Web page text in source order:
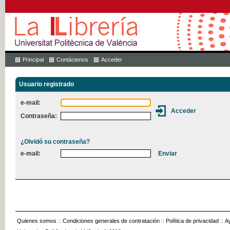
Principal Contáctenos Acceder
Usuario registrado
e-mail:
Contraseña:
¿Olvidó su contraseña?
e-mail:
Quienes somos :: Condiciones generales de contratación :: Política de privacidad ::